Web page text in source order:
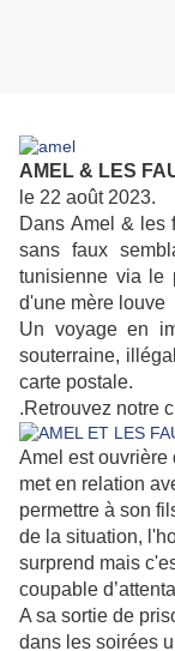
AMEL & LES
le 22 août 2023.
Dans Amel & les
sans faux
tunisienne via le
d'une mère louve
Un voyage en
souterraine,
carte postale.
.Retrouvez notre
Amel est ouvrière
met en relation
permettre à son
de la situation,
surprend mais
coupable
A sa sortie de
dans les soirées